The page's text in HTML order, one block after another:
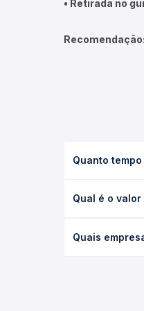
• Retirada no
Recomendação:
Quanto
executivo ou
Qual é o
de poltrona e
Quais